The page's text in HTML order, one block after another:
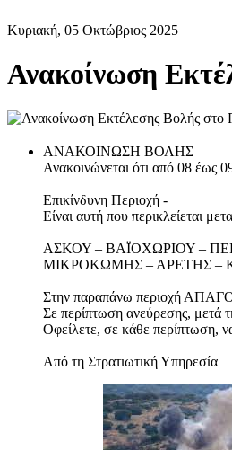
Κυριακή, 05 Οκτώβριος 2025
Ανακοίνωση
ΑΝΑΚΟΙΝΩΣΗ ΒΟΛΗΣ
Ανακοινώνεται ότι από 08
Επικίνδυνη Περιοχή -
Είναι αυτή που περικλείεται
ΑΣΚΟΥ – ΒΑΪΟΧΩΡΙΟΥ –
ΜΙΚΡΟΚΩΜΗΣ – ΑΡΕΤΗΣ –
Στην παραπάνω περιοχή
Σε περίπτωση ανεύρεσης, μετά
Οφείλετε, σε κάθε περίπτωση,
Από τη Στρατιωτική Υπηρεσία